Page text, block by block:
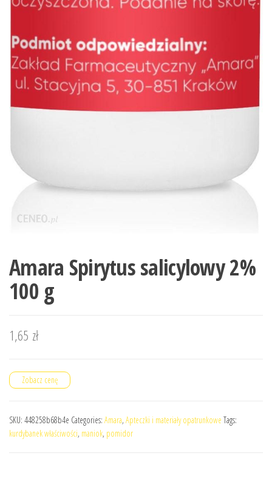
Amara Spirytus salicylowy 2%
100 g
1,65 zł
Zobacz cenę
SKU: 448258b68b4e Categories: Amara, Apteczki i materiały opatrunkowe Tags:
kurdybanek właściwości, maniok, pomidor